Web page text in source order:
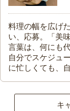
料理の幅を広げ
い、応募。「美
言葉は、何にも
自分でスケジュ
に忙しくても、
キ